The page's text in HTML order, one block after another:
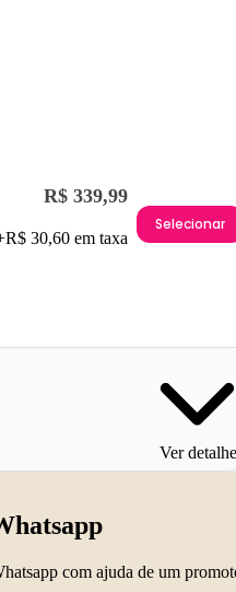
R$ 339,99
30,60 em taxa
Selecionar
Ver
com ajuda de um